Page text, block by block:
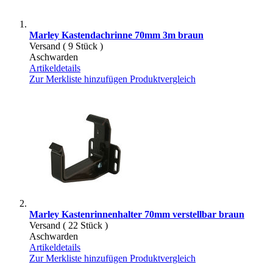
Marley Kastendachrinne 70mm 3m braun
Versand ( 9 Stück )
Aschwarden
Artikeldetails
Zur Merkliste hinzufügen Produktvergleich
Marley Kastenrinnenhalter 70mm verstellbar braun
Versand ( 22 Stück )
Aschwarden
Artikeldetails
Zur Merkliste hinzufügen Produktvergleich